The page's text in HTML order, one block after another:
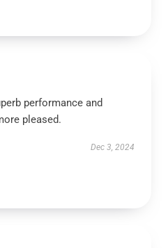
performance and
pleased.
Dec 3, 2024